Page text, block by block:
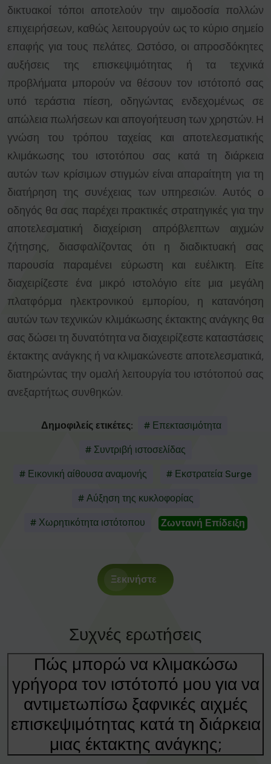
δικτυακοί τόποι αποτελούν την αιμοδοσία πολλών
επιχειρήσεων, καθώς λειτουργούν ως το κύριο σημείο
επαφής για τους πελάτες. Ωστόσο, οι απροσδόκητες
αυξήσεις της επισκεψιμότητας ή τα τεχνικά
προβλήματα μπορούν να θέσουν τον ιστότοπό σας
υπό τεράστια πίεση, οδηγώντας ενδεχομένως σε
απώλεια πωλήσεων και απογοήτευση των χρηστών. Η
γνώση του τρόπου ταχείας και αποτελεσματικής
κλιμάκωσης του ιστοτόπου σας κατά τη διάρκεια
αυτών των κρίσιμων στιγμών είναι απαραίτητη για τη
διατήρηση της συνέχειας των υπηρεσιών. Αυτός ο
οδηγός θα σας παρέχει πρακτικές στρατηγικές για την
αποτελεσματική διαχείριση απρόβλεπτων αιχμών
ζήτησης, διασφαλίζοντας ότι η διαδικτυακή σας
παρουσία παραμένει εύρωστη και ευέλικτη. Είτε
διαχειρίζεστε ένα μικρό ιστολόγιο είτε μια μεγάλη
πλατφόρμα ηλεκτρονικού εμπορίου, η κατανόηση
αυτών των τεχνικών κλιμάκωσης έκτακτης ανάγκης θα
σας δώσει τη δυνατότητα να διαχειρίζεστε καταστάσεις
έκτακτης ανάγκης ή να κλιμακώνεστε αποτελεσματικά,
διατηρώντας την ομαλή λειτουργία του ιστότοπού σας
ανεξαρτήτως συνθηκών.
Δημοφιλείς ετικέτες: # Επεκτασιμότητα
# Συντριβή ιστοσελίδας
# Εικονική αίθουσα αναμονής # Εκστρατεία Surge
# Αύξηση της κυκλοφορίας
# Χωρητικότητα ιστότοπου Ζωντανή Επίδειξη
Ξεκινήστε
Συχνές ερωτήσεις
Πώς μπορώ να κλιμακώσω
γρήγορα τον ιστότοπό μου για να
αντιμετωπίσω ξαφνικές αιχμές
επισκεψιμότητας κατά τη διάρκεια
μιας έκτακτης ανάγκης;